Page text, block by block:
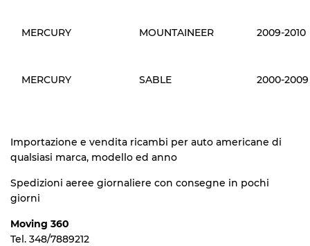
MERCURY MOUNTAINEER 2009-2010
MERCURY SABLE 2000-2009
Importazione e vendita ricambi per auto americane di
qualsiasi marca, modello ed anno
Spedizioni aeree giornaliere con consegne in pochi
giorni
Moving 360
Tel. 348/7889212